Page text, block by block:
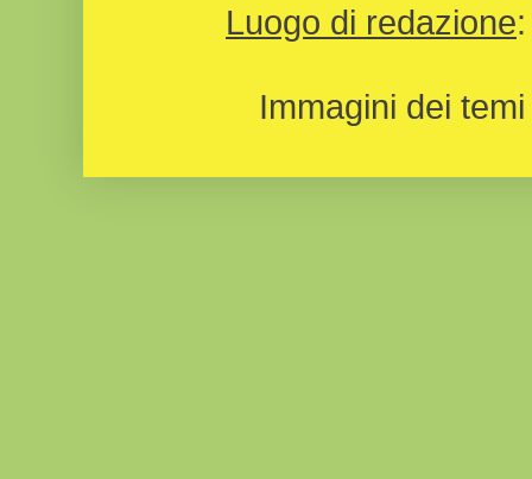
Luogo di redazione
Immagini dei